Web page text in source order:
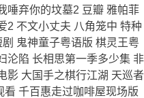
唾弃你的坟墓2 豆瓣 雅帕菲
2 不文小丈夫 八角笼中 特种
鬼神童子粤语版 棋灵王粤
沦陷 长相思第一季多少集 非
影 大国手之棋行江湖 天巡者
看 千百惠走过咖啡屋现场版